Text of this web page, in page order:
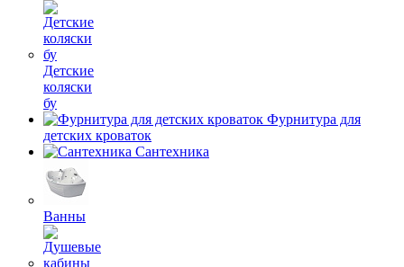
Детские
коляски
бу
Фурнитура для
детских кроваток
Сантехника
Ванны